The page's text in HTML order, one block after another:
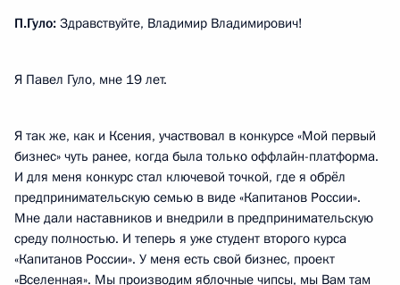
П.Гуло: Здравствуйте, Владимир Владимирович!
Я Павел Гуло, мне 19 лет.
Я так же, как и Ксения, участвовал в конкурсе «Мой первый
бизнес» чуть ранее, когда была только оффлайн-платформа.
И для меня конкурс стал ключевой точкой, где я обрёл
предпринимательскую семью в виде «Капитанов России».
Мне дали наставников и внедрили в предпринимательскую
среду полностью. И теперь я уже студент второго курса
«Капитанов России». У меня есть свой бизнес, проект
«Вселенная». Мы производим яблочные чипсы, мы Вам там